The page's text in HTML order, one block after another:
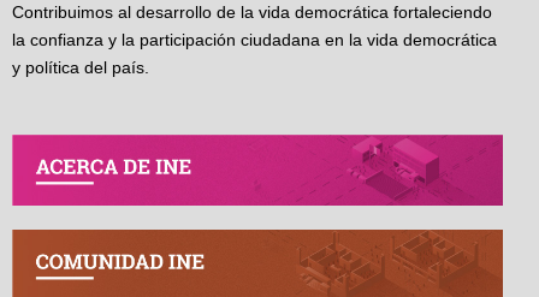
Contribuimos al desarrollo de la vida democrática fortaleciendo
la confianza y la participación ciudadana en la vida democrática
y política del país.